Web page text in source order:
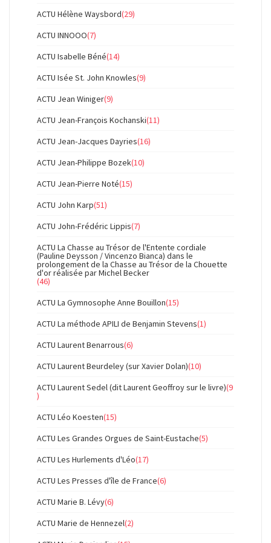
ACTU Hélène Waysbord(29)
ACTU INNOOO(7)
ACTU Isabelle Béné(14)
ACTU Isée St. John Knowles(9)
ACTU Jean Winiger(9)
ACTU Jean-François Kochanski(11)
ACTU Jean-Jacques Dayries(16)
ACTU Jean-Philippe Bozek(10)
ACTU Jean-Pierre Noté(15)
ACTU John Karp(51)
ACTU John-Frédéric Lippis(7)
ACTU La Chasse au Trésor de l'Entente cordiale
(Pauline Deysson / Vincenzo Bianca) dans le
prolongement de la Chasse au Trésor de la Chouette
d'or réalisée par Michel Becker
(46)
ACTU La Gymnosophe Anne Bouillon(15)
ACTU La méthode APILI de Benjamin Stevens(1)
ACTU Laurent Benarrous(6)
ACTU Laurent Beurdeley (sur Xavier Dolan)(10)
ACTU Laurent Sedel (dit Laurent Geoffroy sur le livre)(9
)
ACTU Léo Koesten(15)
ACTU Les Grandes Orgues de Saint-Eustache(5)
ACTU Les Hurlements d'Léo(17)
ACTU Les Presses d'île de France(6)
ACTU Marie B. Lévy(6)
ACTU Marie de Hennezel(2)